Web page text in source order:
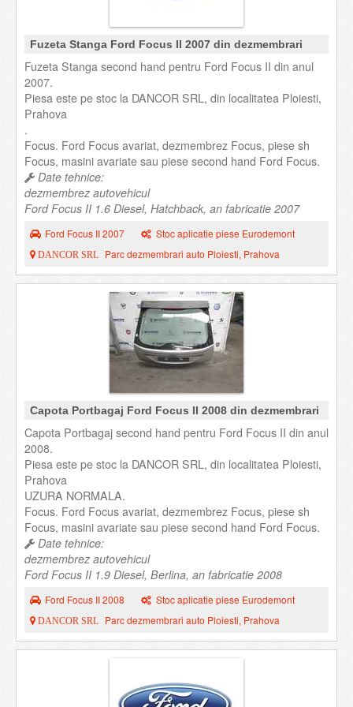
Fuzeta Stanga Ford Focus II 2007 din dezmembrari
Fuzeta Stanga second hand pentru Ford Focus II din anul
2007.
Piesa este pe stoc la DANCOR SRL, din localitatea Ploiesti,
Prahova
.
Focus. Ford Focus avariat, dezmembrez Focus, piese sh
Focus, masini avariate sau piese second hand Ford Focus.
Date tehnice:
dezmembrez autovehicul
Ford Focus II 1.6 Diesel, Hatchback, an fabricatie 2007
Ford Focus II 2007 Stoc aplicatie piese Eurodemont
DANCOR SRL Parc dezmembrari auto Ploiesti, Prahova
Capota Portbagaj Ford Focus II 2008 din dezmembrari
Capota Portbagaj second hand pentru Ford Focus II din anul
2008.
Piesa este pe stoc la DANCOR SRL, din localitatea Ploiesti,
Prahova
UZURA NORMALA.
Focus. Ford Focus avariat, dezmembrez Focus, piese sh
Focus, masini avariate sau piese second hand Ford Focus.
Date tehnice:
dezmembrez autovehicul
Ford Focus II 1.9 Diesel, Berlina, an fabricatie 2008
Ford Focus II 2008 Stoc aplicatie piese Eurodemont
DANCOR SRL Parc dezmembrari auto Ploiesti, Prahova